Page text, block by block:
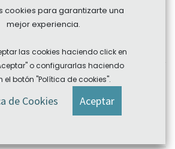
HMC
cookies para garantizarte una
mejor experiencia.
las cookies haciendo click en
o configurarlas haciendo
el botón "Política de cookies".
de Cookies Aceptar